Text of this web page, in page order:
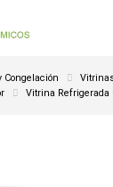
Congelación
Vitrina Refrigerada